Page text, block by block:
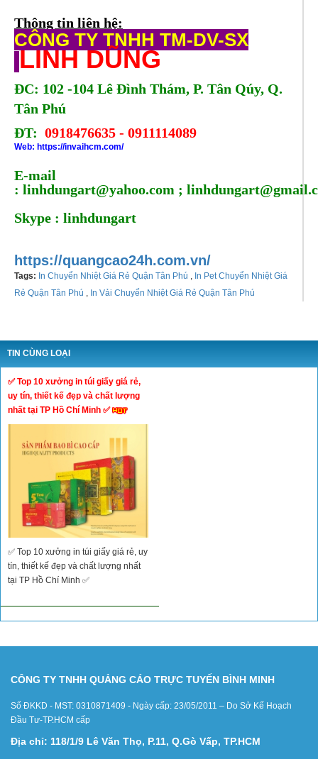
Thông tin liên hệ:
CÔNG TY TNHH TM-DV-SX
LINH DŨNG
ĐC: 102 -104 Lê Đình Thám, P. Tân Qúy, Q.
Tân Phú
ĐT: 0918476635 - 0911114089
Web: https://invaihcm.com/
E-mail
: linhdungart@yahoo.com ;
Skype : linhdungart
https://quangcao24h.com.vn/
Tags: In Chuyển Nhiệt Giá Rẻ Quận Tân Phú
In Pet Chuyển Nhiệt Giá
Rẻ Quận Tân Phú
In Vải Chuyển Nhiệt Giá Rẻ Quận Tân Phú
TIN CÙNG LOẠI
✅ Top 10 xưởng in túi giấy giá rẻ,
uy tín, thiết kế đẹp và chất lượng
nhất tại TP Hồ Chí Minh ✅
✅ Top 10 xưởng in túi giấy giá rẻ, uy
tín, thiết kế đẹp và chất lượng nhất
tại TP Hồ Chí Minh ✅
CÔNG TY TNHH QUẢNG CÁO TRỰC TUYẾN BÌNH MINH
Số ĐKKD - MST: 0310871409 - Ngày cấp: 23/05/2011 – Do Sở Kế Hoạch
Đầu Tư-TP.HCM cấp
Địa chỉ: 118/1/9 Lê Văn Thọ, P.11, Q.Gò Vấp, TP.HCM